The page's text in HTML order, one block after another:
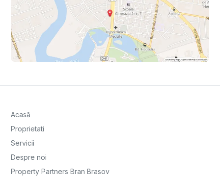
Acasă
Proprietati
Servicii
Despre noi
Property Partners Bran Brasov